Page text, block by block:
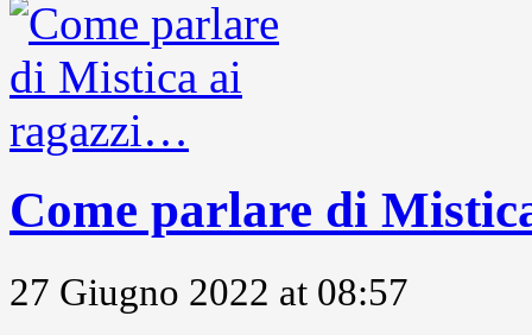
Come parlare di
27 Giugno 2022 at 08:57